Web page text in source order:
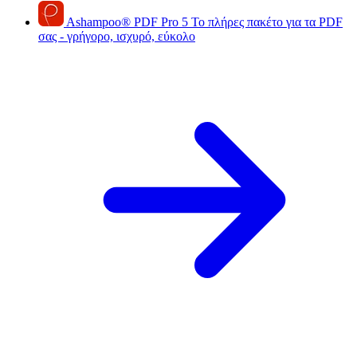
Ashampoo® PDF Pro 5 Το πλήρες πακέτο για τα PDF
σας - γρήγορο, ισχυρό, εύκολο